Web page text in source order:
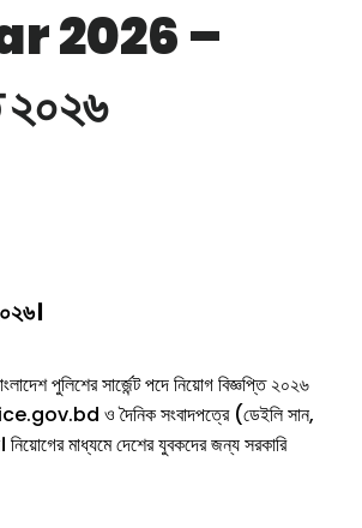
2026 –
২০২৬
পুলিশের সার্জেন্ট পদে নিয়োগ বিজ্ঞপ্তি ২০২৬
ও দৈনিক সংবাদপত্রে (ডেইলি সান,
মাধ্যমে দেশের যুবকদের জন্য সরকারি